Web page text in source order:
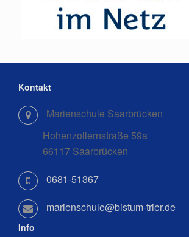
Kontakt
Marienschule Saarbrücken
Hohenzollernstraße 59a
66117 Saarbrücken
0681-51367
marienschule@bistum-trier.de
Info